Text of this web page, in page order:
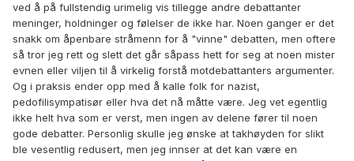
ved å på fullstendig urimelig vis tillegge andre debattanter
meninger, holdninger og følelser de ikke har. Noen ganger er det
snakk om åpenbare stråmenn for å "vinne" debatten, men oftere
så tror jeg rett og slett det går såpass hett for seg at noen mister
evnen eller viljen til å virkelig forstå motdebattanters argumenter.
Og i praksis ender opp med å kalle folk for nazist,
pedofilisympatisør eller hva det nå måtte være. Jeg vet egentlig
ikke helt hva som er verst, men ingen av delene fører til noen
gode debatter. Personlig skulle jeg ønske at takhøyden for slikt
ble vesentlig redusert, men jeg innser at det kan være en